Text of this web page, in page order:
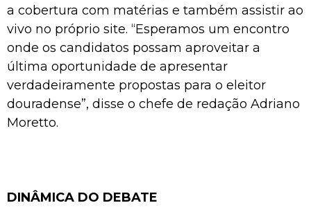
a cobertura com matérias e também assistir ao
vivo no próprio site. “Esperamos um encontro
onde os candidatos possam aproveitar a
última oportunidade de apresentar
verdadeiramente propostas para o eleitor
douradense”, disse o chefe de redação Adriano
Moretto.
DINÂMICA DO DEBATE